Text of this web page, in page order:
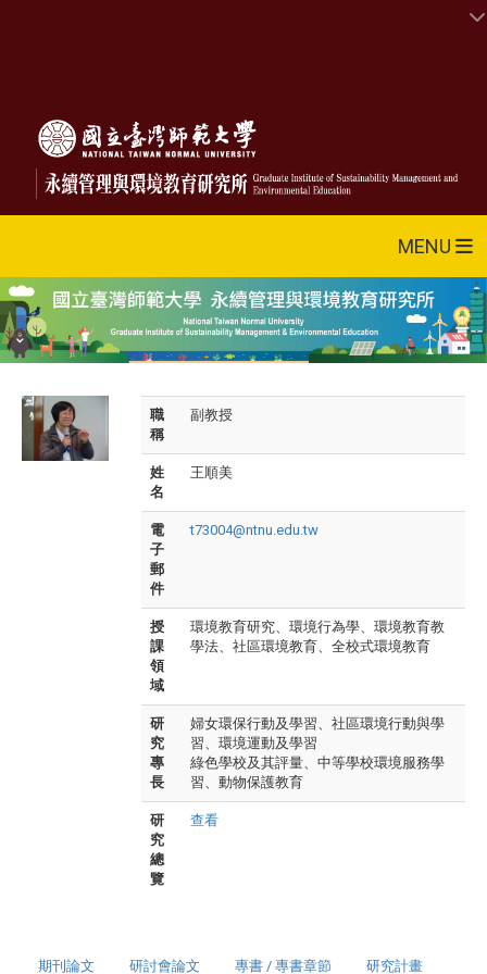
MENU
職
稱
副教授
姓
名
王順美
電
子
郵
件
t73004@ntnu.edu.tw
授
課
領
域
環境教育研究、環境行為學、環境教育教
學法、社區環境教育、全校式環境教育
研
究
專
長
婦女環保行動及學習、社區環境行動與學
習、環境運動及學習
綠色學校及其評量、中等學校環境服務學
習、動物保護教育
研
究
總
覽
查看
期刊論文 研討會論文 專書 / 專書章節 研究計畫